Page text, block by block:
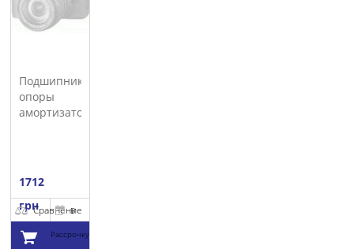
Подшипник
опоры
амортизатора
1712
грнСравнение
В
Рассрочку